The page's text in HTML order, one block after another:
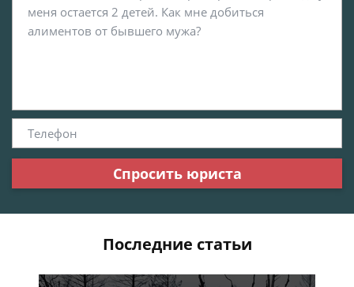
Спросить юриста
Последние статьи